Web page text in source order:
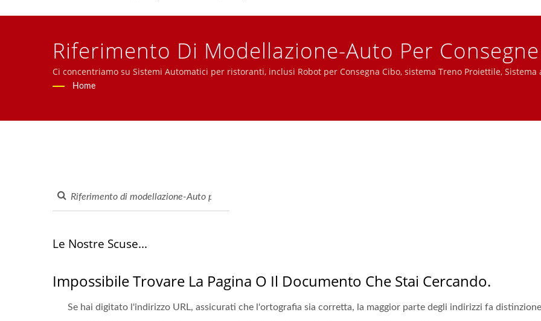
Riferimento Di Modellazione-Auto Per
VeloceCercato | Nastro Trasportatore Per
Ci concentriamo su Sistemi Automatici per ristoranti, inclusi Robot per Consegna Cibo, sistema Treno Proiettile,
Sushi, Sistema di Ordinazione tramite Tablet, Sistema di Ordinazione Mobile, Nastro Display, Macchina per Sushi,
Home
Le Nostre Scuse...
Impossibile Trovare La Pagina O Il Documento Che Stai Cercando.
Se hai digitato l'indirizzo URL, assicurati che l'ortografia sia corretta, la maggior parte degli indirizzi fa